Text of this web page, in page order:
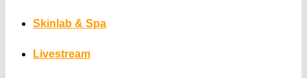
Skinlab & Spa
Livestream